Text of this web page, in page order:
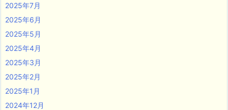
2025年7月
2025年6月
2025年5月
2025年4月
2025年3月
2025年2月
2025年1月
2024年12月